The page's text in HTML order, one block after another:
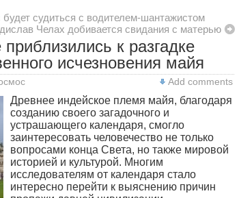
судиться с водителем-шантажистом
Челах добивается свидания с матерью
к разгадке
исчезновения майя
Add comments
Древнее индейское племя майя, благодаря
созданию своего загадочного и
устрашающего календаря, смогло
заинтересовать человечество не только
вопросами конца Света, но также мировой
историей и культурой. Многим
исследователям от календаря стало
интересно перейти к выяснению причин